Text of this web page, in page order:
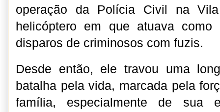
operação da Polícia Civil na
helicóptero em que atuava
disparos de criminosos com fuzis.
Desde então, ele travou uma
batalha pela vida, marcada pela
família, especialmente de sua